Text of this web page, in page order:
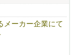
メーカー企業にて